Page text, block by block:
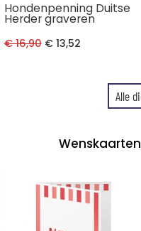
Hondenpenning Duitse
Herder graveren
€ 16,90€ 13,52
Alle